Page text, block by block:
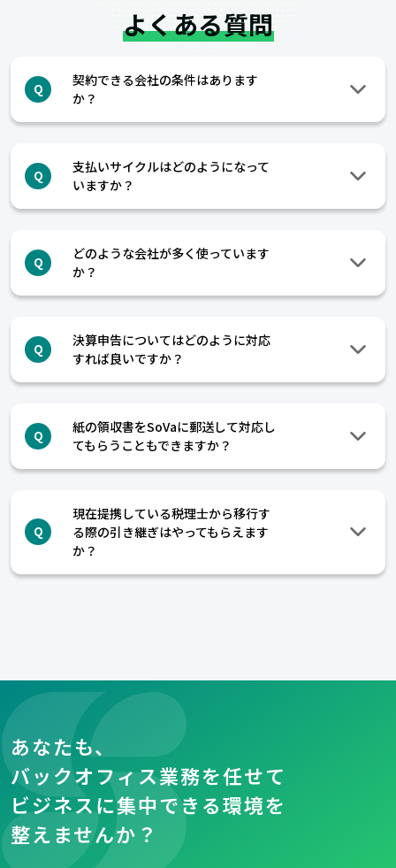
よくある質問
Q
契約できる会社の条件はあります
か？
Q
支払いサイクルはどのようになって
いますか？
Q
どのような会社が多く使っています
か？
Q
決算申告についてはどのように対応
すれば良いですか？
Q
紙の領収書をSoVaに郵送して対応し
てもらうこともできますか？
Q
現在提携している税理士から移行す
る際の引き継ぎはやってもらえます
か？
あなたも、
バックオフィス業務を任せて
ビジネスに集中できる環境を
整えませんか？